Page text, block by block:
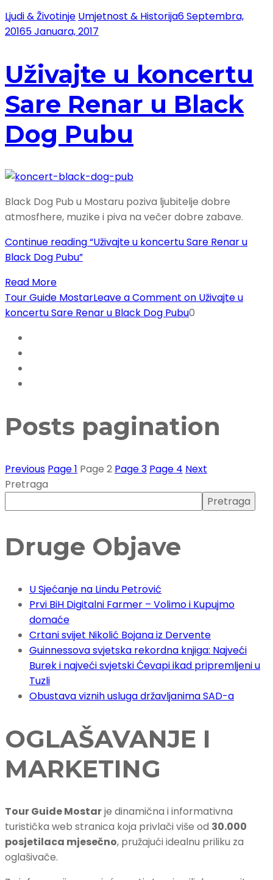
Ljudi & Životinje Umjetnost & Historija6 Septembra,
20165 Januara, 2017
Uživajte u koncertu
Sare Renar u Black
Dog Pubu
Black Dog Pub u Mostaru poziva ljubitelje dobre
atmosfhere, muzike i piva na večer dobre zabave.
Continue reading“Uživajte u koncertu Sare Renar u
Black Dog Pubu”
Read More
Tour Guide MostarLeave a Comment on Uživajte u
koncertu Sare Renar u Black Dog Pubu0
Posts pagination
Previous Page1 Page 2 Page3 Page 4 Next
Pretraga
Pretraga
Druge Objave
U Sjećanje na Lindu Petrović
Prvi BiH Digitalni Farmer – Volimo i Kupujmo
domaće
Crtani svijet Nikolić Bojana iz Dervente
Guinnessova svjetska rekordna knjiga: Najveći
Burek i najveći svjetski Ćevapi ikad pripremljeni u
Tuzli
Obustava viznih usluga državljanima SAD-a
OGLAŠAVANJE I
MARKETING
Tour Guide Mostarje dinamična i informativna
turistička web stranica koja privlači više od 30.000
posjetilaca mjesečno, pružajući idealnu priliku za
oglašivače.